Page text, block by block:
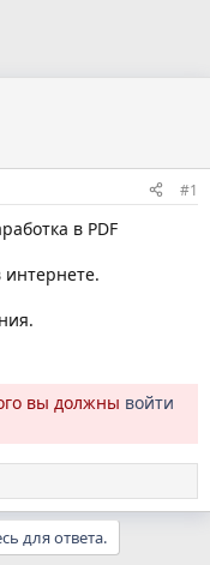
#1
в PDF
интернете.
вы должны войти
для ответа.